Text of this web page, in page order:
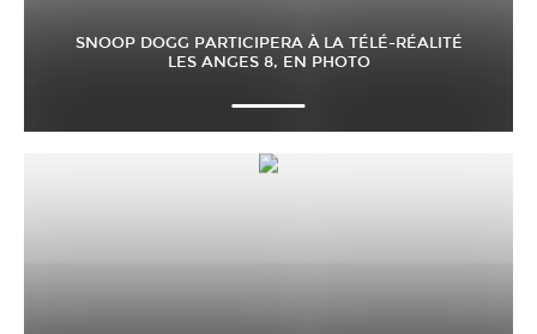
SNOOP DOGG PARTICIPERA À LA TÉLÉ-RÉALITÉ
LES ANGES 8, EN PHOTO